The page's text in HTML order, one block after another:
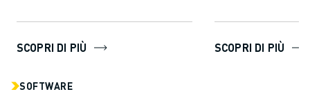
SCOPRI DI PIÙ
a quel...
SCOPRI DI PIÙ
SOFTWARE